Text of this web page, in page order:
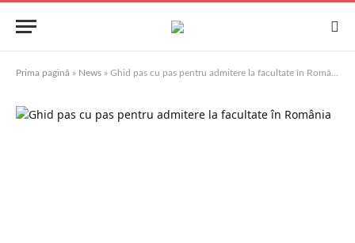
Prima pagină » News » Ghid pas cu pas pentru admitere la facultate în România